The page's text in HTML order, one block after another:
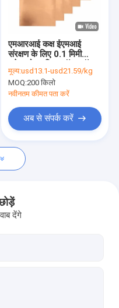
एमआरआई कक्ष ईएमआई
संरक्षण के लिए 0.1 मिमी
परिरक्षण
मूल्य:usd13.1-usd21.59/kg
MOQ:200 किलो
नवीनतम कीमत पता करें
अब से संपर्क करें
देंगे